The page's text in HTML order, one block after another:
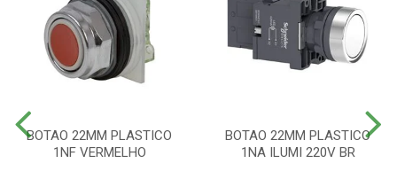
BOTAO 22MM PLASTICO
1NF VERMELHO
BOTAO 22MM PLASTICO
1NA ILUMI 220V BR